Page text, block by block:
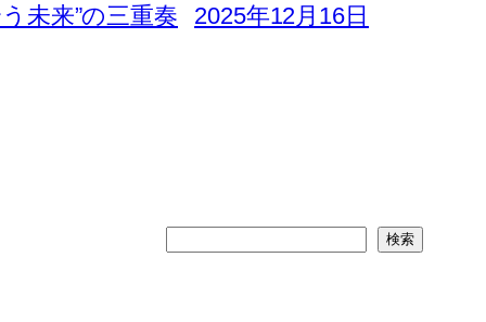
未来”の三重奏 2025年12月16日
検索